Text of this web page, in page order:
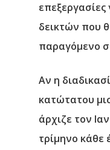
δεικτών που
παραγόμενο
Αν η
κατώτατου
άρχιζε τον
τρίμηνο κάθε